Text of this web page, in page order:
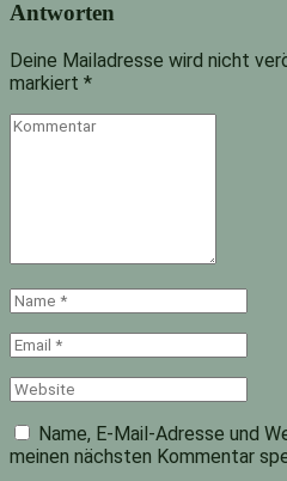
Antworten
Deine Mailadresse wird nicht
markiert *
Kommentar
Name
*
Email
*
Website
Name, E-Mail-Adresse und
meinen nächsten Kommentar